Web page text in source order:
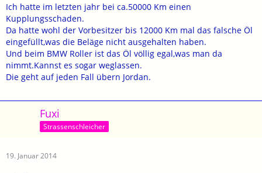
Ich hatte im letzten jahr bei ca.50000 Km einen
Kupplungsschaden.
Da hatte wohl der Vorbesitzer bis 12000 Km mal das falsche Öl
eingefüllt,was die Beläge nicht ausgehalten haben.
Und beim BMW Roller ist das Öl völlig egal,was man da
nimmt.Kannst es sogar weglassen.
Die geht auf jeden Fall übern Jordan.
Fuxi
Strassenschleicher
19. Januar 2014